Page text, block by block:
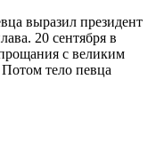
выразил президент
20 сентября в
с великим
тело певца